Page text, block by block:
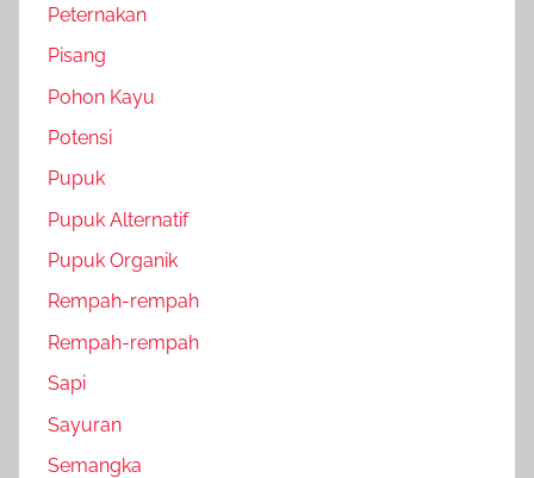
Peternakan
Pisang
Pohon Kayu
Potensi
Pupuk
Pupuk Alternatif
Pupuk Organik
Rempah-rempah
Rempah-rempah
Sapi
Sayuran
Semangka